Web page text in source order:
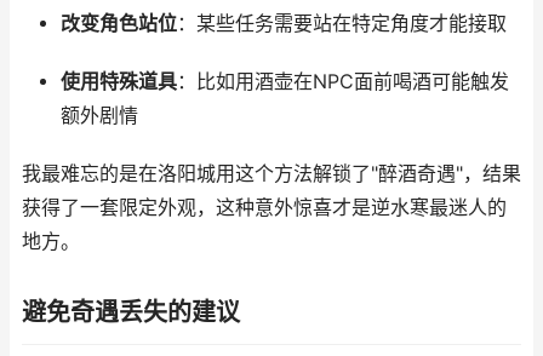
改变角色站位：某些任务需要站在特定角度才能接取
使用特殊道具：比如用酒壶在NPC面前喝酒可能触发
额外剧情
我最难忘的是在洛阳城用这个方法解锁了"醉酒奇遇"，结果
获得了一套限定外观，这种意外惊喜才是逆水寒最迷人的
地方。
避免奇遇丢失的建议